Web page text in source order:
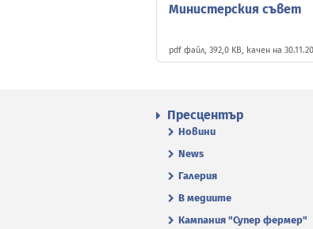
Министерския съвет
pdf файл, 392,0 KB, качен на
Пресцентър
Новини
News
Галерия
В медиите
Кампания "Супер фермер"